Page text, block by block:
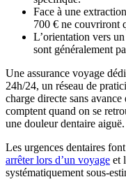
Face à une
700 € ne couvriront
L’orientation vers
sont généralement
Une assurance voyage
24h/24, un réseau de
charge directe sans
comptent quand on se
une douleur dentaire aiguë.
Les urgences dentaires
arrêter lors d’un voyage et
systématiquement sous-